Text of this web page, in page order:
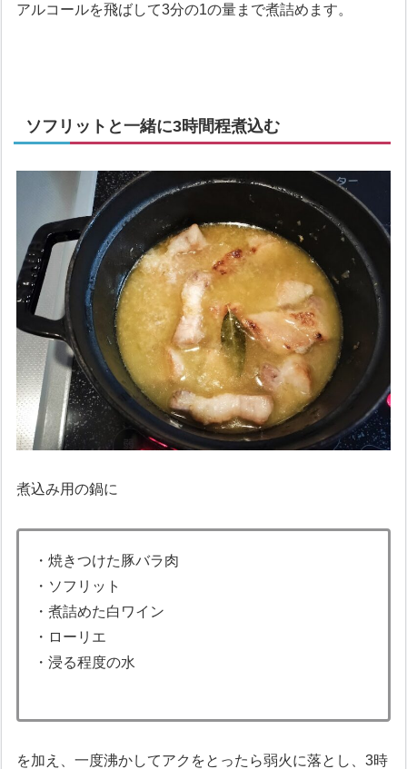
アルコールを飛ばして3分の1の量まで煮詰めます。
ソフリットと一緒に3時間程煮込む
煮込み用の鍋に
・焼きつけた豚バラ肉
・ソフリット
・煮詰めた白ワイン
・ローリエ
・浸る程度の水
を加え、一度沸かしてアクをとったら弱火に落とし、3時